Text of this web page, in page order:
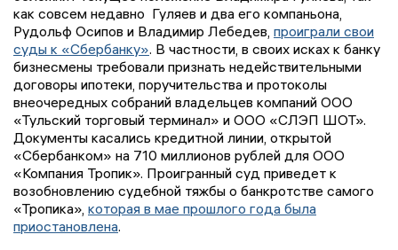
как совсем недавно Гуляев и два его компаньона,
Рудольф Осипов и Владимир Лебедев, проиграли свои
суды к «Сбербанку». В частности, в своих исках к банку
бизнесмены требовали признать недействительными
договоры ипотеки, поручительства и протоколы
внеочередных собраний владельцев компаний ООО
«Тульский торговый терминал» и ООО «СЛЭП ШОТ».
Документы касались кредитной линии, открытой
«Сбербанком» на 710 миллионов рублей для ООО
«Компания Тропик». Проигранный суд приведет к
возобновлению судебной тяжбы о банкротстве самого
«Тропика», которая в мае прошлого года была
приостановлена.